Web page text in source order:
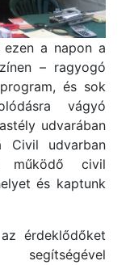
a napon a
– ragyogó
és sok
vágyó
udvarában
Civil udvarban
működő civil
és kaptunk
érdeklődőket